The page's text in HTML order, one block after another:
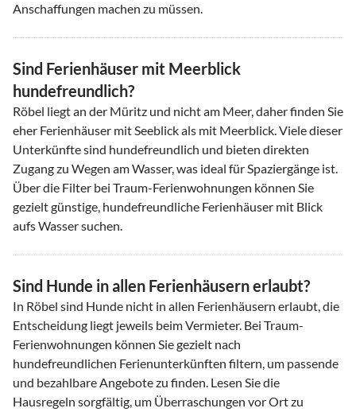
Anschaffungen machen zu müssen.
Sind Ferienhäuser mit Meerblick
hundefreundlich?
Röbel liegt an der Müritz und nicht am Meer, daher finden Sie
eher Ferienhäuser mit Seeblick als mit Meerblick. Viele dieser
Unterkünfte sind hundefreundlich und bieten direkten
Zugang zu Wegen am Wasser, was ideal für Spaziergänge ist.
Über die Filter bei Traum-Ferienwohnungen können Sie
gezielt günstige, hundefreundliche Ferienhäuser mit Blick
aufs Wasser suchen.
Sind Hunde in allen Ferienhäusern erlaubt?
In Röbel sind Hunde nicht in allen Ferienhäusern erlaubt, die
Entscheidung liegt jeweils beim Vermieter. Bei Traum-
Ferienwohnungen können Sie gezielt nach
hundefreundlichen Ferienunterkünften filtern, um passende
und bezahlbare Angebote zu finden. Lesen Sie die
Hausregeln sorgfältig, um Überraschungen vor Ort zu